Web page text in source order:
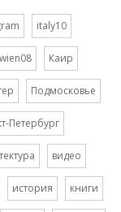
italy10
wien08 Каир
Подмосковье
Петербург
видео
история книги